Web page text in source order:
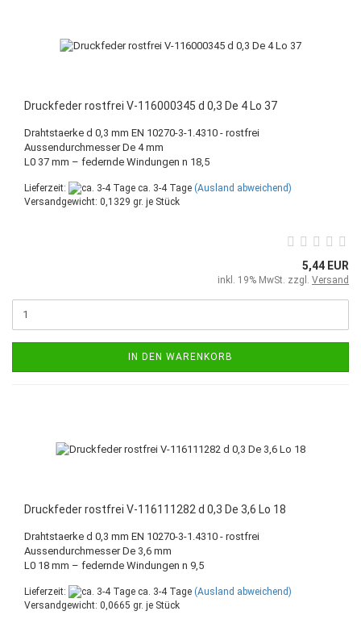
Druckfeder rostfrei V-116000345 d 0,3 De 4 Lo 37
Drahtstaerke d 0,3 mm EN 10270-3-1.4310 - rostfrei
Aussendurchmesser De 4 mm
L0 37 mm – federnde Windungen n 18,5
Lieferzeit: ca. 3-4 Tage (Ausland abweichend)
Versandgewicht: 0,1329 gr. je Stück
5,44 EUR
inkl. 19% MwSt. zzgl. Versand
IN DEN WARENKORB
Druckfeder rostfrei V-116111282 d 0,3 De 3,6 Lo 18
Drahtstaerke d 0,3 mm EN 10270-3-1.4310 - rostfrei
Aussendurchmesser De 3,6 mm
L0 18 mm – federnde Windungen n 9,5
Lieferzeit: ca. 3-4 Tage (Ausland abweichend)
Versandgewicht: 0,0665 gr. je Stück